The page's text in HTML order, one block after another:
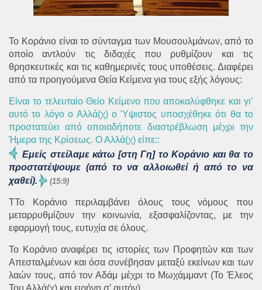
Το Κοράνιο είναι το σύνταγμα των Μουσουλμάνων, από το
οποίο αντλούν τις διδαχές που ρυθμίζουν και τις
θρησκευτικές και τις καθημερινές τους υποθέσεις. Διαφέρει
από τα προηγούμενα Θεία Κείμενα για τους εξής λόγους:
Είναι το τελευταίο Θείο Κείμενο που αποκαλύφθηκε και γι’
αυτό το λόγο ο Αλλά(χ) ο Ύψιστος υποσχέθηκε ότι θα το
προστατεύει από οποιαδήποτε διαστρέβλωση μέχρι την
Ήμερα της Κρίσεως. Ο Αλλά(χ) είπε::
Εμείς στείλαμε κάτω [στη Γη] το Κοράνιο και θα το
προστατέψουμε (από το να αλλοιωθεί ή από το να
χαθεί).
(15:9)
TΤο Κοράνιο περιλαμβάνει όλους τους νόμους που
μεταρρυθμίζουν την κοινωνία, εξασφαλίζοντας, με την
εφαρμογή τους, ευτυχία σε όλους.
Το Κοράνιο αναφέρει τις ιστορίες των Προφητών και των
Απεσταλμένων και όσα συνέβησαν μεταξύ εκείνων και των
λαών τους, από τον Αδάμ μέχρι το Μωχάμμαντ (Το Έλεος
Του Αλλά(χ) και ειρήνη σ’ αυτόν).